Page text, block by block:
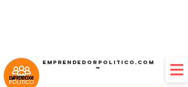
Emprendedorpolitico.com
™